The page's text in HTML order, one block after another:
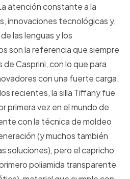
atención constante a la
innovaciones tecnológicas y,
las lenguas y los
son la referencia que siempre
Casprini, con lo que para
con una fuerte carga.
recientes, la silla Tiffany fue
primera vez en el mundo de
con la técnica de moldeo
(y muchos también
soluciones), pero el capricho
poliamida transparente